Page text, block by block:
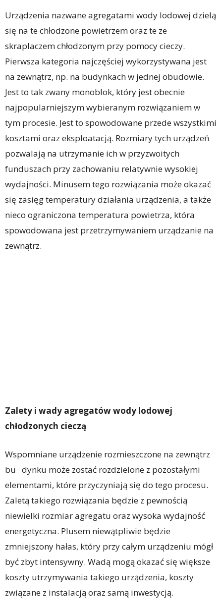
Urządzenia nazwane agregatami wody lodowej dzielą
się na te chłodzone powietrzem oraz te ze
skraplaczem chłodzonym przy pomocy cieczy.
Pierwsza kategoria najczęściej wykorzystywana jest
na zewnątrz, np. na budynkach w jednej obudowie.
Jest to tak zwany monoblok, który jest obecnie
najpopularniejszym wybieranym rozwiązaniem w
tym procesie. Jest to spowodowane przede wszystkimi
kosztami oraz eksploatacją. Rozmiary tych urządzeń
pozwalają na utrzymanie ich w przyzwoitych
funduszach przy zachowaniu relatywnie wysokiej
wydajności. Minusem tego rozwiązania może okazać
się zasięg temperatury działania urządzenia, a także
nieco ograniczona temperatura powietrza, która
spowodowana jest przetrzymywaniem urządzanie na
zewnątrz.
Zalety i wady agregatów wody lodowej
chłodzonych cieczą
Wspomniane urządzenie rozmieszczone na zewnątrz
bu dynku może zostać rozdzielone z pozostałymi
elementami, które przyczyniają się do tego procesu.
Zaletą takiego rozwiązania będzie z pewnością
niewielki rozmiar agregatu oraz wysoka wydajność
energetyczna. Plusem niewątpliwie będzie
zmniejszony hałas, który przy całym urządzeniu mógł
być zbyt intensywny. Wadą mogą okazać się większe
koszty utrzymywania takiego urządzenia, koszty
związane z instalacją oraz samą inwestycją.